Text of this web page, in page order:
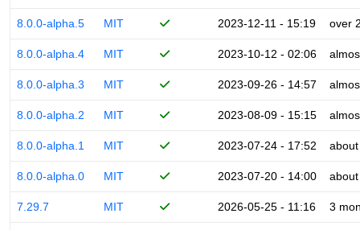
8.0.0-alpha.5 MIT 2023-12-11 - 15:19 over
8.0.0-alpha.4 MIT 2023-10-12 - 02:06
8.0.0-alpha.3 MIT 2023-09-26 - 14:57
8.0.0-alpha.2 MIT 2023-08-09 - 15:15
8.0.0-alpha.1 MIT 2023-07-24 - 17:52
8.0.0-alpha.0 MIT 2023-07-20 - 14:00
7.29.7 MIT 2026-05-25 - 11:16 3